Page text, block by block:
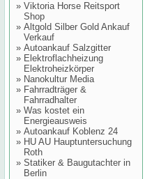
» Viktoria Horse Reitsport
Shop
» Altgold Silber Gold Ankauf
Verkauf
» Autoankauf Salzgitter
» Elektroflachheizung
Elektroheizkörper
» Nanokultur Media
» Fahrradträger &
Fahrradhalter
» Was kostet ein
Energieausweis
» Autoankauf Koblenz 24
» HU AU Hauptuntersuchung
Roth
» Statiker & Baugutachter in
Berlin